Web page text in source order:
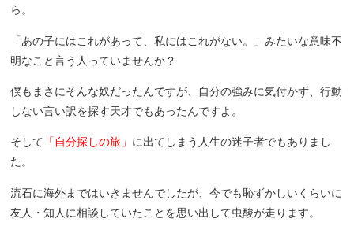
ら。
「あの子にはこれがあって、私にはこれがない。」みたいな意味不
明なこと言う人っていませんか？
僕もまさにそんな奴だったんですが、自分の強みに気付かず、行動
しない言い訳を探す天才でもあったんですよ。
そして 「自分探しの旅」 に出てしまう人生の迷子者でもありまし
た。
流石に海外まではいきませんでしたが、今でも恥ずかしいくらいに
友人・知人に相談していたことを思い出して虫酸が走ります。